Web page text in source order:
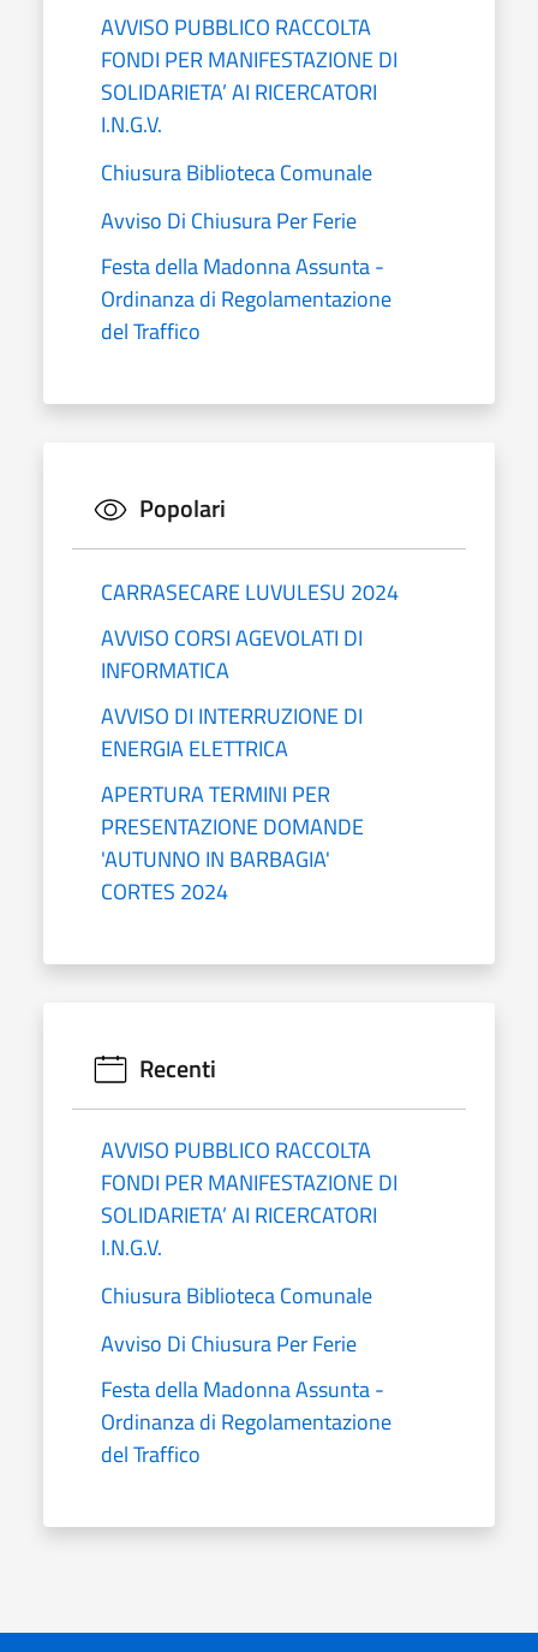
AVVISO PUBBLICO RACCOLTA
FONDI PER MANIFESTAZIONE DI
SOLIDARIETA’ AI RICERCATORI
I.N.G.V.
Chiusura Biblioteca Comunale
Avviso Di Chiusura Per Ferie
Festa della Madonna Assunta -
Ordinanza di Regolamentazione
del Traffico
Popolari
CARRASECARE LUVULESU 2024
AVVISO CORSI AGEVOLATI DI
INFORMATICA
AVVISO DI INTERRUZIONE DI
ENERGIA ELETTRICA
APERTURA TERMINI PER
PRESENTAZIONE DOMANDE
'AUTUNNO IN BARBAGIA'
CORTES 2024
Recenti
AVVISO PUBBLICO RACCOLTA
FONDI PER MANIFESTAZIONE DI
SOLIDARIETA’ AI RICERCATORI
I.N.G.V.
Chiusura Biblioteca Comunale
Avviso Di Chiusura Per Ferie
Festa della Madonna Assunta -
Ordinanza di Regolamentazione
del Traffico